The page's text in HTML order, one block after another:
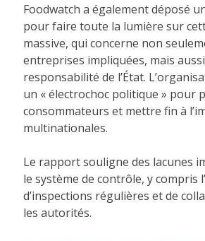
Foodwatch a également déposé
pour faire toute la lumière sur
massive, qui concerne non
entreprises impliquées, mais
responsabilité de l’État.
un « électrochoc politique » pour
consommateurs et mettre fin à
multinationales.
Le rapport souligne des lacunes
le système de contrôle, y compris
d’inspections régulières et de
les autorités.